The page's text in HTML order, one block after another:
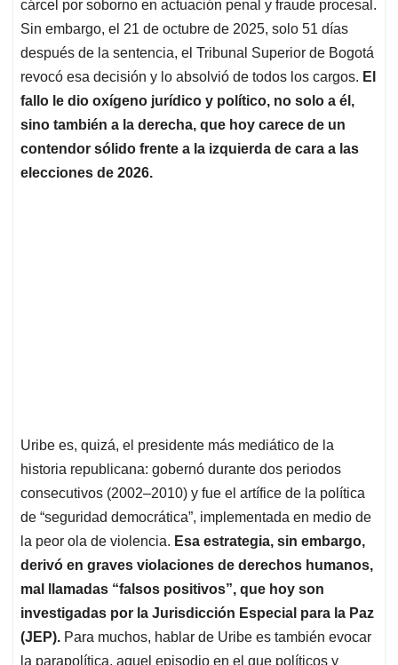
cárcel por soborno en actuación penal y fraude procesal.
Sin embargo, el 21 de octubre de 2025, solo 51 días
después de la sentencia, el Tribunal Superior de Bogotá
revocó esa decisión y lo absolvió de todos los cargos. El
fallo le dio oxígeno jurídico y político, no solo a él,
sino también a la derecha, que hoy carece de un
contendor sólido frente a la izquierda de cara a las
elecciones de 2026.
Uribe es, quizá, el presidente más mediático de la
historia republicana: gobernó durante dos periodos
consecutivos (2002–2010) y fue el artífice de la política
de “seguridad democrática”, implementada en medio de
la peor ola de violencia. Esa estrategia, sin embargo,
derivó en graves violaciones de derechos humanos,
mal llamadas “falsos positivos”, que hoy son
investigadas por la Jurisdicción Especial para la Paz
(JEP). Para muchos, hablar de Uribe es también evocar
la parapolítica, aquel episodio en el que políticos y